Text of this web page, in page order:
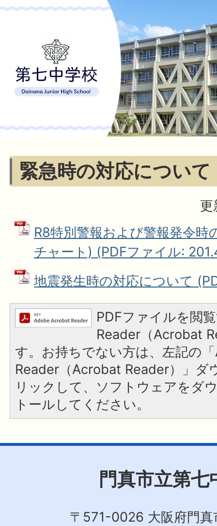
緊急時の対応について
更
R8特別警報および警報発令時
チャート) (PDFファイル:
地震発生時の対応について
PDFファイルを閲
Reader（Acrobat
す。お持ちでない方は、左記の
Reader（Acrobat Reader）」ダ
リックして、ソフトウェアをダ
トールしてください。
門真市立第七
〒571-0026 大阪府門